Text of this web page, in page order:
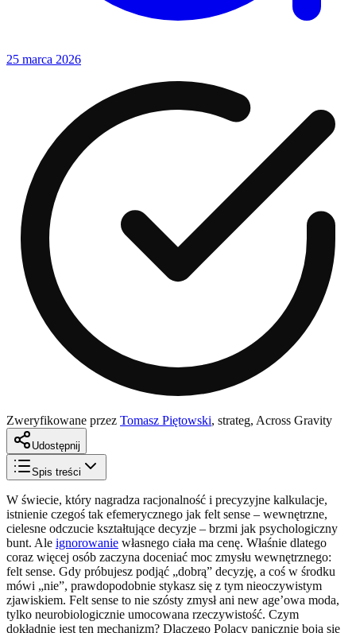
25 marca 2026
Zweryfikowane przez Tomasz Piętowski, strateg, Across Gravity
Udostępnij
Spis treści
W świecie, który nagradza racjonalność i precyzyjne kalkulacje,
istnienie czegoś tak efemerycznego jak felt sense – wewnętrzne,
cielesne odczucie kształtujące decyzje – brzmi jak psychologiczny
bunt. Ale ignorowanie własnego ciała ma cenę. Właśnie dlatego
coraz więcej osób zaczyna doceniać moc zmysłu wewnętrznego:
felt sense. Gdy próbujesz podjąć „dobrą” decyzję, a coś w środku
mówi „nie”, prawdopodobnie stykasz się z tym nieoczywistym
zjawiskiem. Felt sense to nie szósty zmysł ani new age’owa moda,
tylko neurobiologicznie umocowana rzeczywistość. Czym
dokładnie jest ten mechanizm? Dlaczego Polacy panicznie boją się